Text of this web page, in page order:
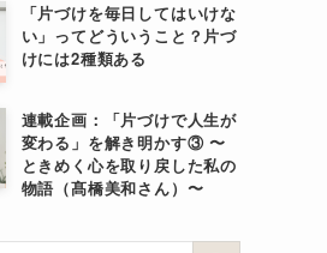
「片づけを毎日してはいけな
い」ってどういうこと？片づ
けには2種類ある
連載企画：「片づけで人生が
変わる」を解き明かす③ 〜
ときめく心を取り戻した私の
物語（髙橋美和さん）〜